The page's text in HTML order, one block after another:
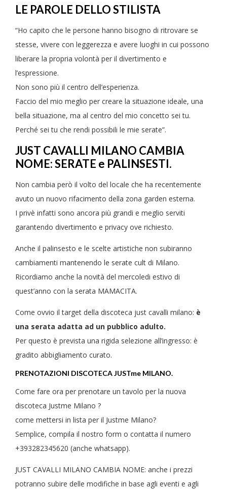
LE PAROLE DELLO STILISTA
“Ho capito che le persone hanno bisogno di ritrovare se
stesse, vivere con leggerezza e avere luoghi in cui possono
liberare la propria volontà per il divertimento e
l’espressione.
Non sono più il centro dell’esperienza.
Faccio del mio meglio per creare la situazione ideale, una
bella situazione, ma al centro del mio concetto sei tu.
Perché sei tu che rendi possibili le mie serate”.
JUST CAVALLI MILANO CAMBIA
NOME: SERATE e PALINSESTI.
Non cambia però il volto del locale che ha recentemente
avuto un nuovo rifacimento della zona garden esterna.
I privè infatti sono ancora più grandi e meglio serviti
garantendo divertimento e privacy ove richiesto.
Anche il palinsesto e le scelte artistiche non subiranno
cambiamenti mantenendo le serate cult di Milano.
Ricordiamo anche la novità del mercoledi estivo di
quest’anno con la serata MAMACITA.
Come ovvio il target della discoteca just cavalli milano: è
una serata adatta ad un pubblico adulto.
Per questo è prevista una rigida selezione all’ingresso: è
gradito abbigliamento curato.
PRENOTAZIONI DISCOTECA JUSTme MILANO.
Come fare ora per prenotare un tavolo per la nuova
discoteca Justme Milano ?
come mettersi in lista per il Justme Milano?
Semplice, compila il nostro form o contatta il numero
+393282345620 (anche whatsapp).
JUST CAVALLI MILANO CAMBIA NOME: anche i prezzi
potranno subire delle modifiche in base agli eventi e agli